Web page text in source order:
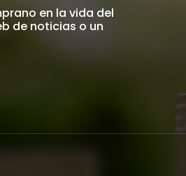
en la vida del
de noticias o un